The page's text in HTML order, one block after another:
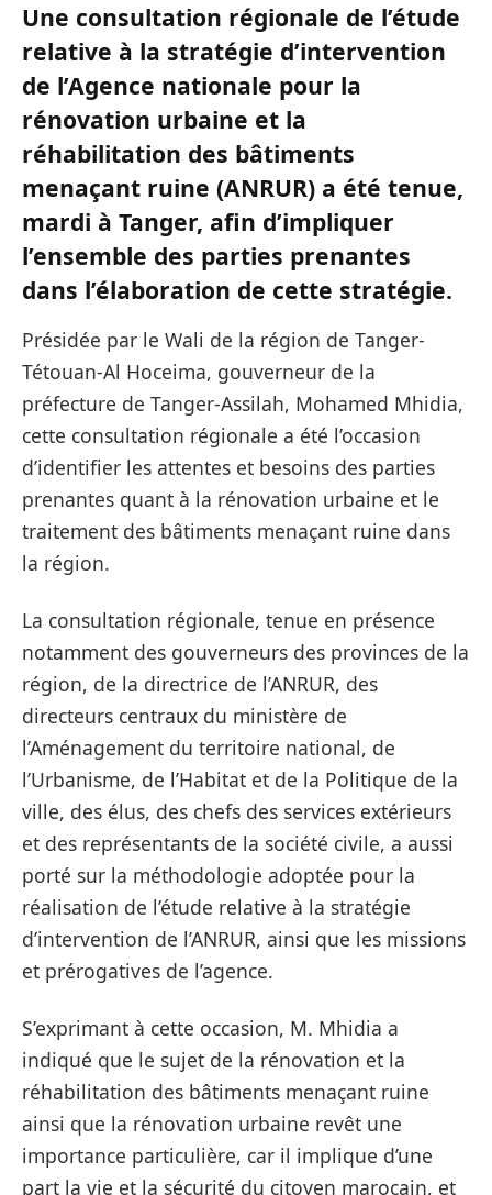
Une consultation régionale de l’étude
relative à la stratégie d’intervention
de l’Agence nationale pour la
rénovation urbaine et la
réhabilitation des bâtiments
menaçant ruine (ANRUR) a été tenue,
mardi à Tanger, afin d’impliquer
l’ensemble des parties prenantes
dans l’élaboration de cette stratégie.
Présidée par le Wali de la région de Tanger-
Tétouan-Al Hoceima, gouverneur de la
préfecture de Tanger-Assilah, Mohamed Mhidia,
cette consultation régionale a été l’occasion
d’identifier les attentes et besoins des parties
prenantes quant à la rénovation urbaine et le
traitement des bâtiments menaçant ruine dans
la région.
La consultation régionale, tenue en présence
notamment des gouverneurs des provinces de la
région, de la directrice de l’ANRUR, des
directeurs centraux du ministère de
l’Aménagement du territoire national, de
l’Urbanisme, de l’Habitat et de la Politique de la
ville, des élus, des chefs des services extérieurs
et des représentants de la société civile, a aussi
porté sur la méthodologie adoptée pour la
réalisation de l’étude relative à la stratégie
d’intervention de l’ANRUR, ainsi que les missions
et prérogatives de l’agence.
S’exprimant à cette occasion, M. Mhidia a
indiqué que le sujet de la rénovation et la
réhabilitation des bâtiments menaçant ruine
ainsi que la rénovation urbaine revêt une
importance particulière, car il implique d’une
part la vie et la sécurité du citoyen marocain, et